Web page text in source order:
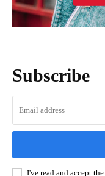
Subscribe
I've read and accept the